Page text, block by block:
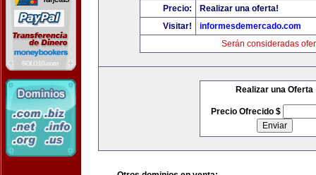
Precio:
Realizar una oferta!
Visitar!
informesdemercado.com
Serán consideradas
Realizar una Oferta
Precio Ofrecido $